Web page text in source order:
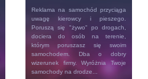
Reklama na samochód przyciąga
uwagę kierowcy i pieszego.
Poruszą się "żywo" po drogach,
dociera do osób na terenie,
którym poruszasz się swoim
samochodem. Dba o dobry
wizerunek firmy. Wyróżnia Twoje
samochody na drodze...